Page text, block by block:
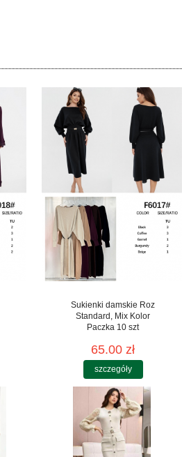
Sukienki damskie Roz
Standard, Mix Kolor
Paczka 10 szt
65.00 zł
szczegóły